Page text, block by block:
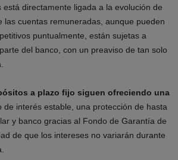
directamente ligada a la evolución de
las cuentas remuneradas, aunque pueden
puntualmente, están sujetas a
del banco, con un preaviso de tan solo
a plazo fijo siguen ofreciendo una
de interés estable, una protección de hasta
y banco gracias al Fondo de Garantía de
de que los intereses no variarán durante